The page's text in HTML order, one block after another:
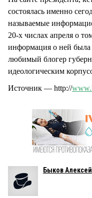
состоялась именно
называемые
20-х числах апреля о
информация о ней была
любимый блогер
идеологическим
Источник — http://
Быков Алексей